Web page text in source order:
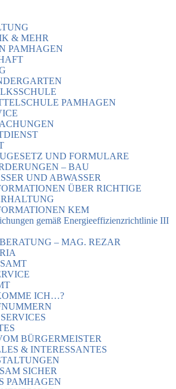
& MEHR
PAMHAGEN
PAMHAGEN
UND FORMULARE
– BAU
UND ABWASSER
ÜBER RICHTIGE
KEM
gemäß Energieeffizienzrichtlinie III
– MAG. REZAR
ICH…?
BÜRGERMEISTER
& INTERESSANTES
SICHER
PAMHAGEN